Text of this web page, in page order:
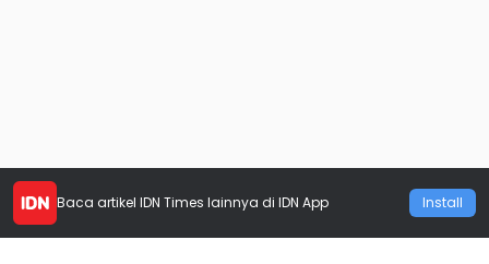
Baca artikel IDN Times lainnya di IDN App Install